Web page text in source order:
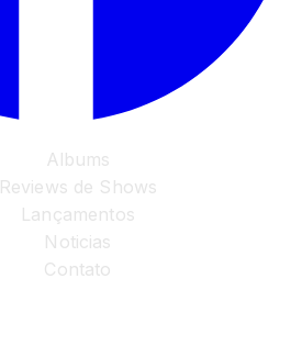
Albums
Reviews de Shows
Lançamentos
Noticias
Contato